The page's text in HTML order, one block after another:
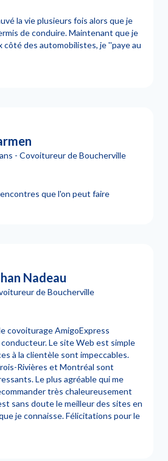
la vie plusieurs fois alors que je
de conduire. Maintenant que je
côté des automobilistes, je ''paye au
- Covoitureur de Boucherville
que l'on peut faire
Nadeau
de Boucherville
covoiturage AmigoExpress
Le site Web est simple
à la clientèle sont impeccables.
Rivières et Montréal sont
Le plus agréable qui me
très chaleureusement
sans doute le meilleur des sites en
je connaisse. Félicitations pour le